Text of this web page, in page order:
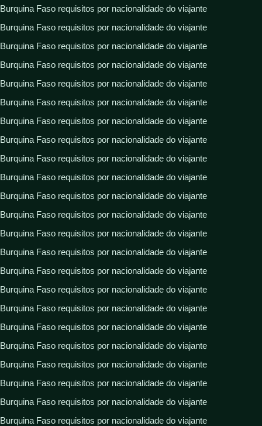
Burquina Faso requisitos por nacionalidade do viajante
Burquina Faso requisitos por nacionalidade do viajante
Burquina Faso requisitos por nacionalidade do viajante
Burquina Faso requisitos por nacionalidade do viajante
Burquina Faso requisitos por nacionalidade do viajante
Burquina Faso requisitos por nacionalidade do viajante
Burquina Faso requisitos por nacionalidade do viajante
Burquina Faso requisitos por nacionalidade do viajante
Burquina Faso requisitos por nacionalidade do viajante
Burquina Faso requisitos por nacionalidade do viajante
Burquina Faso requisitos por nacionalidade do viajante
Burquina Faso requisitos por nacionalidade do viajante
Burquina Faso requisitos por nacionalidade do viajante
Burquina Faso requisitos por nacionalidade do viajante
Burquina Faso requisitos por nacionalidade do viajante
Burquina Faso requisitos por nacionalidade do viajante
Burquina Faso requisitos por nacionalidade do viajante
Burquina Faso requisitos por nacionalidade do viajante
Burquina Faso requisitos por nacionalidade do viajante
Burquina Faso requisitos por nacionalidade do viajante
Burquina Faso requisitos por nacionalidade do viajante
Burquina Faso requisitos por nacionalidade do viajante
Burquina Faso requisitos por nacionalidade do viajante